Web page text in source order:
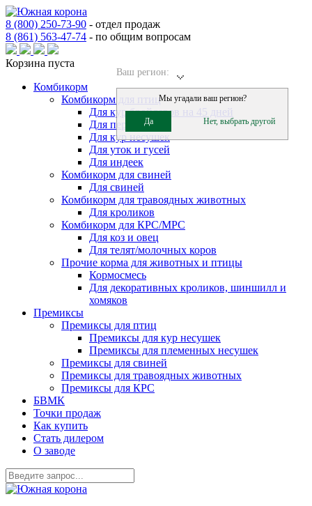
8 (800) 250-73-90 - отдел продаж
8 (861) 563-47-74 - по общим вопросам
Ваш регион:
Мы угадали ваш регион?
Да Нет, выбрать другой
Корзина пуста
Комбикорм
Комбикорм для птиц
Для кур бройлеров на 45 дней
Для перепелов
Для кур несушек
Для уток и гусей
Для индеек
Комбикорм для свиней
Для свиней
Комбикорм для травоядных животных
Для кроликов
Комбикорм для КРС/МРС
Для коз и овец
Для телят/молочных коров
Прочие корма для животных и птицы
Кормосмесь
Для декоративных кроликов, шиншилл и
хомяков
Премиксы
Премиксы для птиц
Премиксы для кур несушек
Премиксы для племенных несушек
Премиксы для свиней
Премиксы для травоядных животных
Премиксы для КРС
БВМК
Точки продаж
Как купить
Стать дилером
О заводе